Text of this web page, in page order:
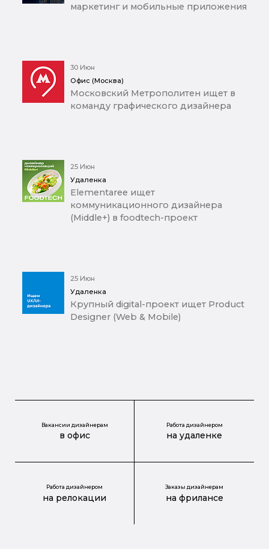
маркетинг и мобильные приложения
30 Июн
Офис (Москва)
Московский Метрополитен ищет в
команду графического дизайнера
25 Июн
Удаленка
Elementaree ищет
коммуникационного дизайнера
(Middle+) в foodtech-проект
25 Июн
Удаленка
Крупный digital-проект ищет Product
Designer (Web & Mobile)
Вакансии дизайнерам
в офис
Работа дизайнером
на удаленке
Работа дизайнером
на релокации
Заказы дизайнерам
на фрилансе